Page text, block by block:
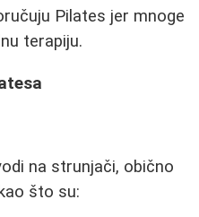
Pilates jer mnoge
terapiju.
na strunjači, obično
što su: